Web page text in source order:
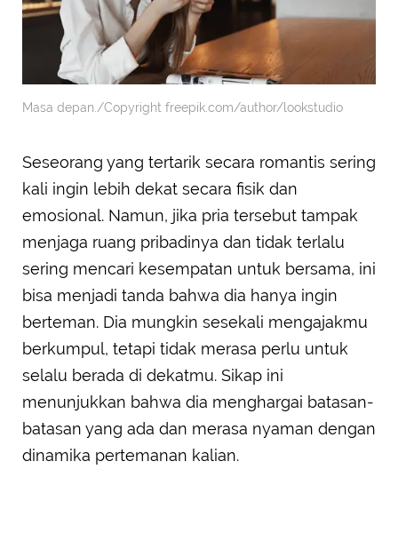
Masa depan./Copyright freepik.com/author/lookstudio
Seseorang yang tertarik secara romantis sering
kali ingin lebih dekat secara fisik dan
emosional. Namun, jika pria tersebut tampak
menjaga ruang pribadinya dan tidak terlalu
sering mencari kesempatan untuk bersama, ini
bisa menjadi tanda bahwa dia hanya ingin
berteman. Dia mungkin sesekali mengajakmu
berkumpul, tetapi tidak merasa perlu untuk
selalu berada di dekatmu. Sikap ini
menunjukkan bahwa dia menghargai batasan-
batasan yang ada dan merasa nyaman dengan
dinamika pertemanan kalian.